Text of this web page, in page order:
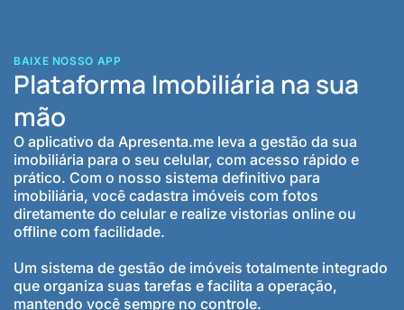
BAIXE NOSSO APP
Plataforma Imobiliária na sua
mão
O aplicativo da Apresenta.me leva a gestão da sua
imobiliária para o seu celular, com acesso rápido e
prático. Com o nosso sistema definitivo para
imobiliária, você cadastra imóveis com fotos
diretamente do celular e realize vistorias online ou
offline com facilidade.
Um sistema de gestão de imóveis totalmente integrado
que organiza suas tarefas e facilita a operação,
mantendo você sempre no controle.